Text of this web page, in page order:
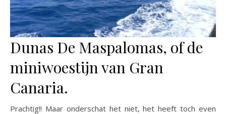
Dunas De Maspalomas, of de
miniwoestijn van Gran
Canaria.
Prachtig!! Maar onderschat het niet, het heeft toch even